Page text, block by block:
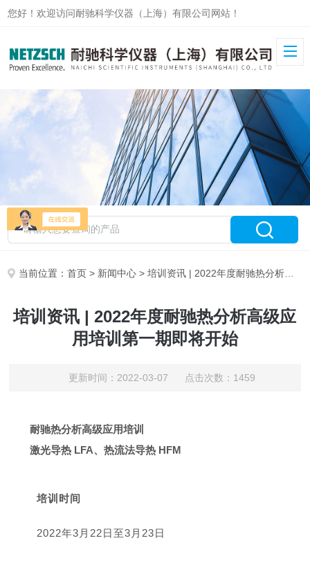
您好！欢迎访问耐驰科学仪器（上海）有限公司网站！
当前位置：首页 > 新闻中心 > 培训资讯 | 2022年度耐驰热分析高级应用培训第一期即将开始
培训资讯 | 2022年度耐驰热分析高级应
用培训第一期即将开始
更新时间：2022-03-07 点击次数：1459
耐驰热分析高级应用培训
激光导热 LFA、热流法导热 HFM
培训时间
2022年3月22日至3月23日